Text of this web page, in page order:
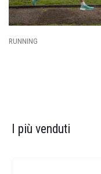
RUNNING
I più venduti